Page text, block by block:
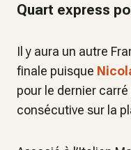
Quart express
Il y aura un autre
finale puisque
pour le dernier
consécutive sur la